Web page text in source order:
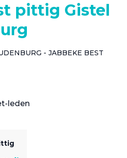
pittig Gistel
- JABBEKE BEST
leden